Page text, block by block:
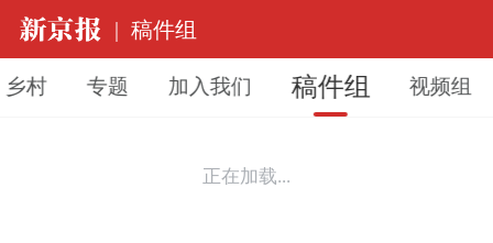
| 稿件组
乡村 专题 加入我们 稿件组 视频组
正在加载...